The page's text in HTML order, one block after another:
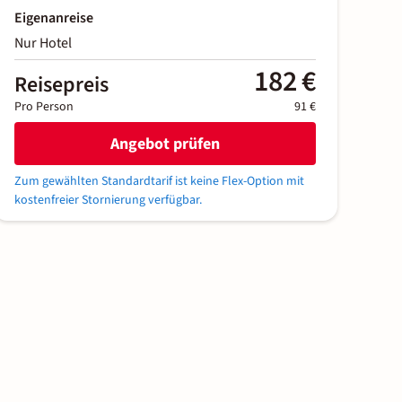
Eigenanreise
Nur Hotel
Reisepreis 182 €
Pro Person 91 €
Angebot prüfen
Zum gewählten Standardtarif ist keine Flex-Option mit
kostenfreier Stornierung verfügbar.